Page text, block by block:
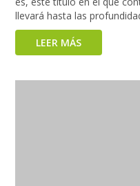
llevará hasta las
LEER MÁS